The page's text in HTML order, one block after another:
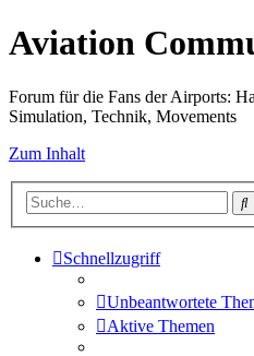
Aviation
Forum für die Fans der Airports:
Simulation, Technik, Movements
Zum Inhalt
Schnellzugriff
Unbeantwortete
Aktive Themen